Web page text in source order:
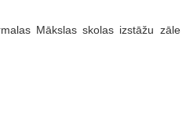
Mākslas skolas izstāžu